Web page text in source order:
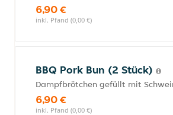
6,90 €
inkl. Pfand (0,00 €)
BBQ Pork Bun (2 Stück)
Dampfbrötchen gefüllt mit
6,90 €
inkl. Pfand (0,00 €)